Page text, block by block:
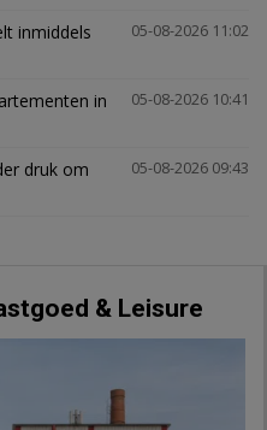
05-08-2026 11:02
inmiddels
05-08-2026 10:41
in
05-08-2026 09:43
druk om
& Leisure